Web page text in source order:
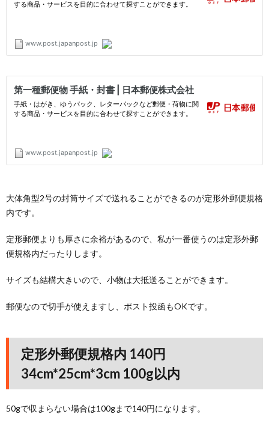
大体角型2号の封筒サイズで送れることができるのが定形外郵便規格
内です。
定形郵便よりも厚さに余裕があるので、私が一番使うのは定形外郵
便規格内だったりします。
サイズも結構大きいので、小物は大抵送ることができます。
郵便なので切手が使えますし、ポスト投函もOKです。
定形外郵便規格内 140円
34cm*25cm*3cm 100g以内
50gで収まらない場合は100gまで140円になります。